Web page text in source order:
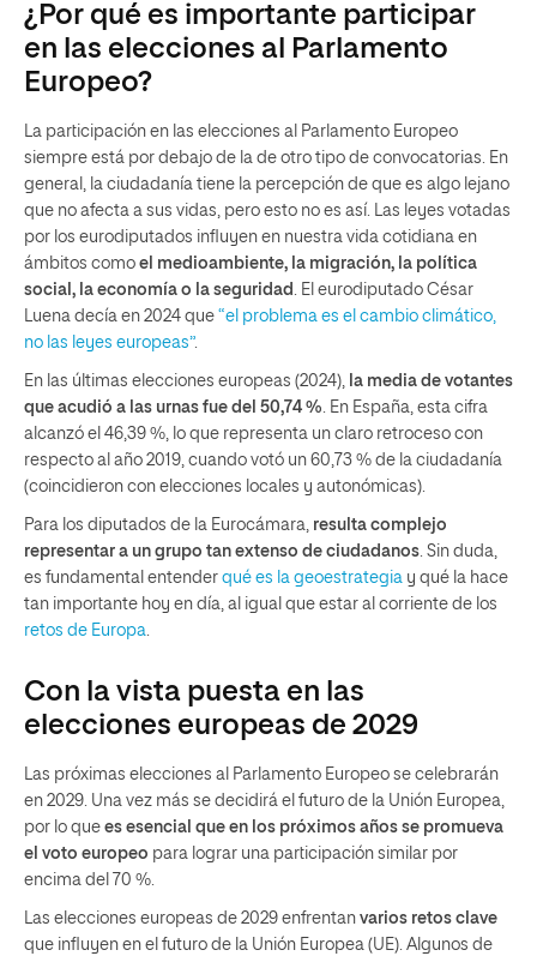
¿Por qué es importante participar
en las elecciones al Parlamento
Europeo?
La participación en las elecciones al Parlamento Europeo
siempre está por debajo de la de otro tipo de convocatorias. En
general, la ciudadanía tiene la percepción de que es algo lejano
que no afecta a sus vidas, pero esto no es así. Las leyes votadas
por los eurodiputados influyen en nuestra vida cotidiana en
ámbitos como el medioambiente, la migración, la política
social, la economía o la seguridad . El eurodiputado César
Luena decía en 2024 que “el problema es el cambio climático,
no las leyes europeas”.
En las últimas elecciones europeas (2024), la media de votantes
que acudió a las urnas fue del 50,74 %. En España, esta cifra
alcanzó el 46,39 %, lo que representa un claro retroceso con
respecto al año 2019, cuando votó un 60,73 % de la ciudadanía
(coincidieron con elecciones locales y autonómicas).
Para los diputados de la Eurocámara, resulta complejo
representar a un grupo tan extenso de ciudadanos. Sin duda,
es fundamental entender qué es la geoestrategia y qué la hace
tan importante hoy en día, al igual que estar al corriente de los
retos de Europa.
Con la vista puesta en las
elecciones europeas de 2029
Las próximas elecciones al Parlamento Europeo se celebrarán
en 2029. Una vez más se decidirá el futuro de la Unión Europea,
por lo que es esencial que en los próximos años se promueva
el voto europeo para lograr una participación similar por
encima del 70 %.
Las elecciones europeas de 2029 enfrentan varios retos clave
que influyen en el futuro de la Unión Europea (UE). Algunos de